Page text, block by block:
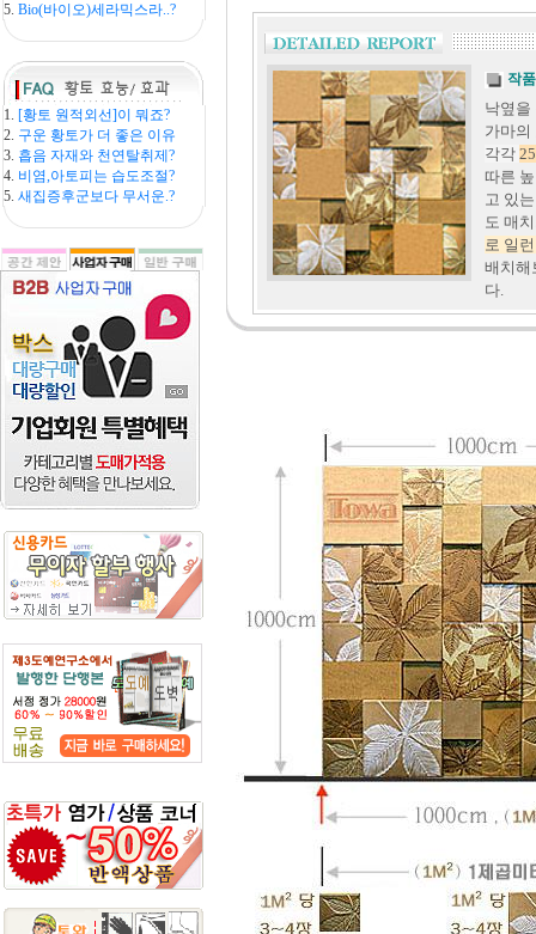
5.Bio(바이오)세라믹스라..?
1. [황토 원적외선]이 뭐죠?
2. 구운 황토가 더 좋은 이유
3. 흡음 자재와 천연탈취제?
4. 비염,아토피는 습도조절?
5.새집증후군보다 무서운.?
작
낙옆을
가마의
각각
따른
고 있
도 매
로 일
배치해
다.